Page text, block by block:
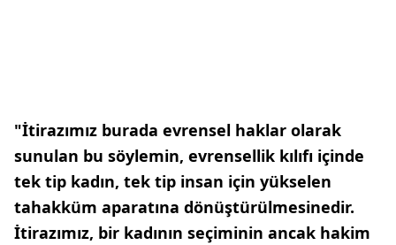
"İtirazımız burada evrensel haklar olarak
sunulan bu söylemin, evrensellik kılıfı içinde
tek tip kadın, tek tip insan için yükselen
tahakküm aparatına dönüştürülmesinedir.
İtirazımız, bir kadının seçiminin ancak hakim